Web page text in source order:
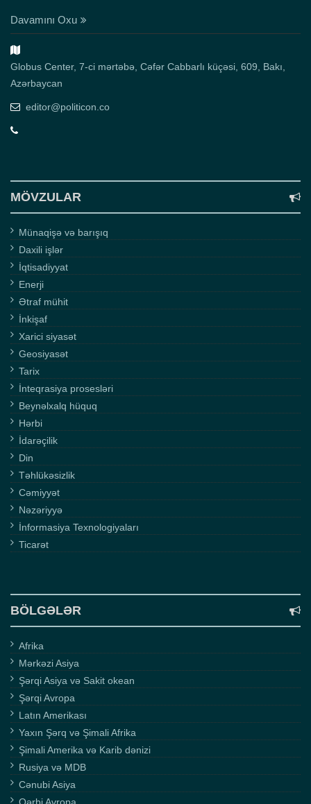
Davamını Oxu
Globus Center, 7-ci mərtəbə, Cəfər Cabbarlı küçəsi, 609, Bakı,
Azərbaycan
editor@politicon.co
MÖVZULAR
Münaqişə və barışıq
Daxili işlər
İqtisadiyyat
Enerji
Ətraf mühit
İnkişaf
Xarici siyasət
Geosiyasət
Tarix
İnteqrasiya prosesləri
Beynəlxalq hüquq
Hərbi
İdarəçilik
Din
Təhlükəsizlik
Cəmiyyət
Nəzəriyyə
İnformasiya Texnologiyaları
Ticarət
BÖLGƏLƏR
Afrika
Mərkəzi Asiya
Şərqi Asiya və Sakit okean
Şərqi Avropa
Latın Amerikası
Yaxın Şərq və Şimali Afrika
Şimali Amerika və Karib dənizi
Rusiya və MDB
Cənubi Asiya